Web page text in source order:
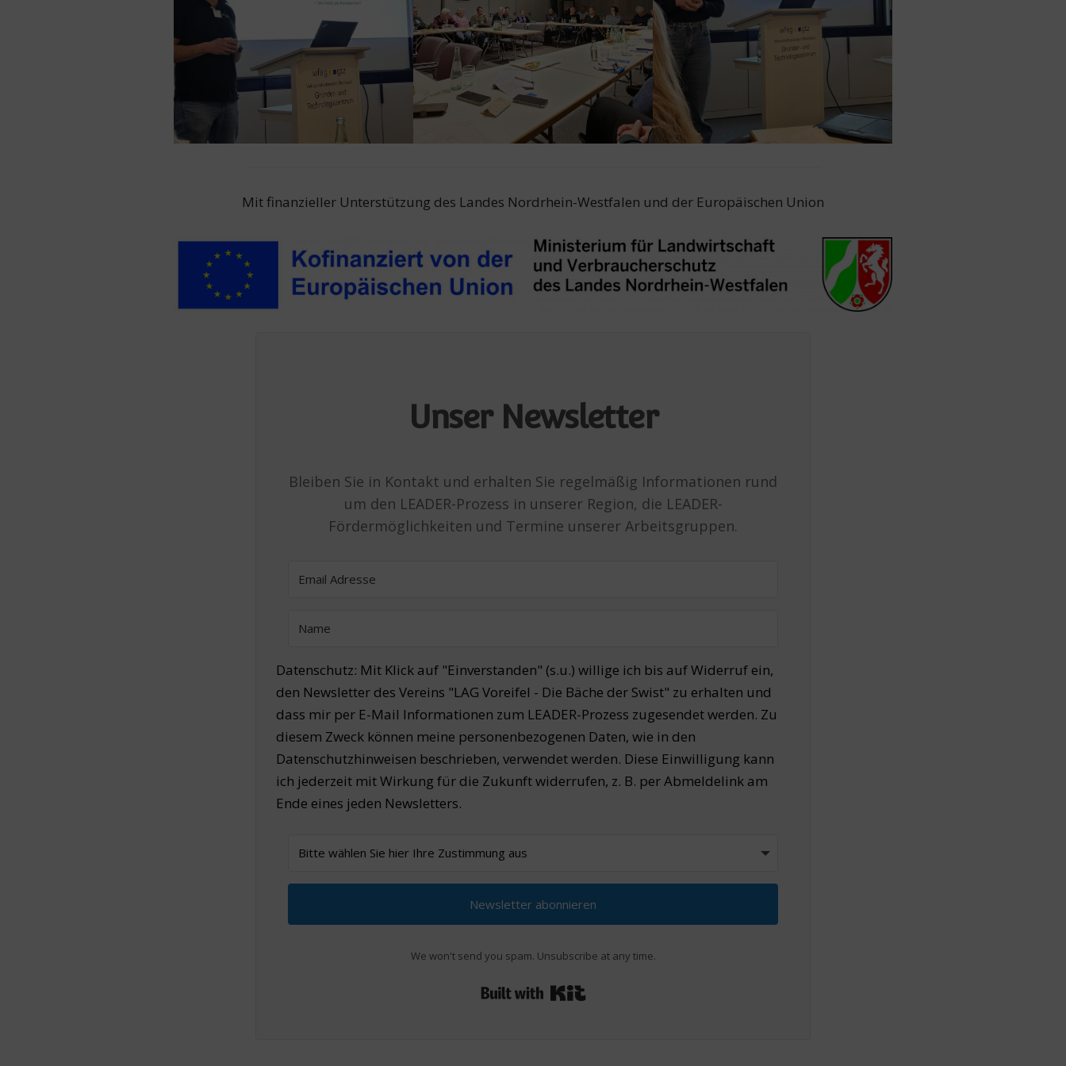
Mit finanzieller Unterstützung des Landes Nordrhein-Westfalen und der Europäischen Union
Unser Newsletter
Bleiben Sie in Kontakt und erhalten Sie regelmäßig Informationen rund
um den LEADER-Prozess in unserer Region, die LEADER-
Fördermöglichkeiten und Termine unserer Arbeitsgruppen.
Datenschutz: Mit Klick auf "Einverstanden" (s.u.) willige ich bis auf Widerruf ein,
den Newsletter des Vereins "LAG Voreifel - Die Bäche der Swist" zu erhalten und
dass mir per E-Mail Informationen zum LEADER-Prozess zugesendet werden. Zu
diesem Zweck können meine personenbezogenen Daten, wie in den
Datenschutzhinweisen beschrieben, verwendet werden. Diese Einwilligung kann
ich jederzeit mit Wirkung für die Zukunft widerrufen, z. B. per Abmeldelink am
Ende eines jeden Newsletters.
Newsletter abonnieren
We won't send you spam. Unsubscribe at any time.